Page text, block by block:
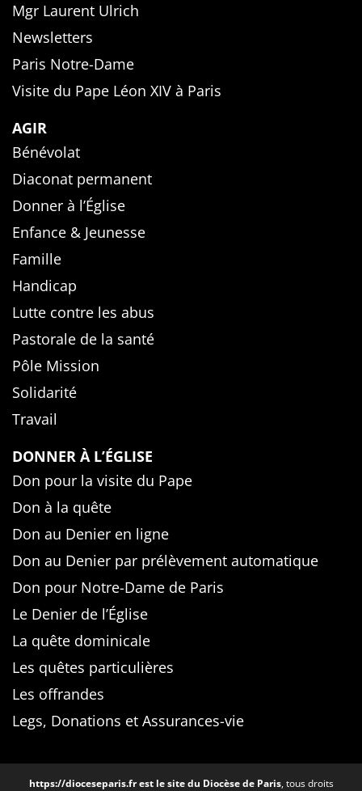
Mgr Laurent Ulrich
Newsletters
Paris Notre-Dame
Visite du Pape Léon XIV à Paris
AGIR
Bénévolat
Diaconat permanent
Donner à l’Église
Enfance & Jeunesse
Famille
Handicap
Lutte contre les abus
Pastorale de la santé
Pôle Mission
Solidarité
Travail
DONNER À L’ÉGLISE
Don pour la visite du Pape
Don à la quête
Don au Denier en ligne
Don au Denier par prélèvement automatique
Don pour Notre-Dame de Paris
Le Denier de l’Église
La quête dominicale
Les quêtes particulières
Les offrandes
Legs, Donations et Assurances-vie
https://dioceseparis.frest le site du Diocèse de Paris, tous droits